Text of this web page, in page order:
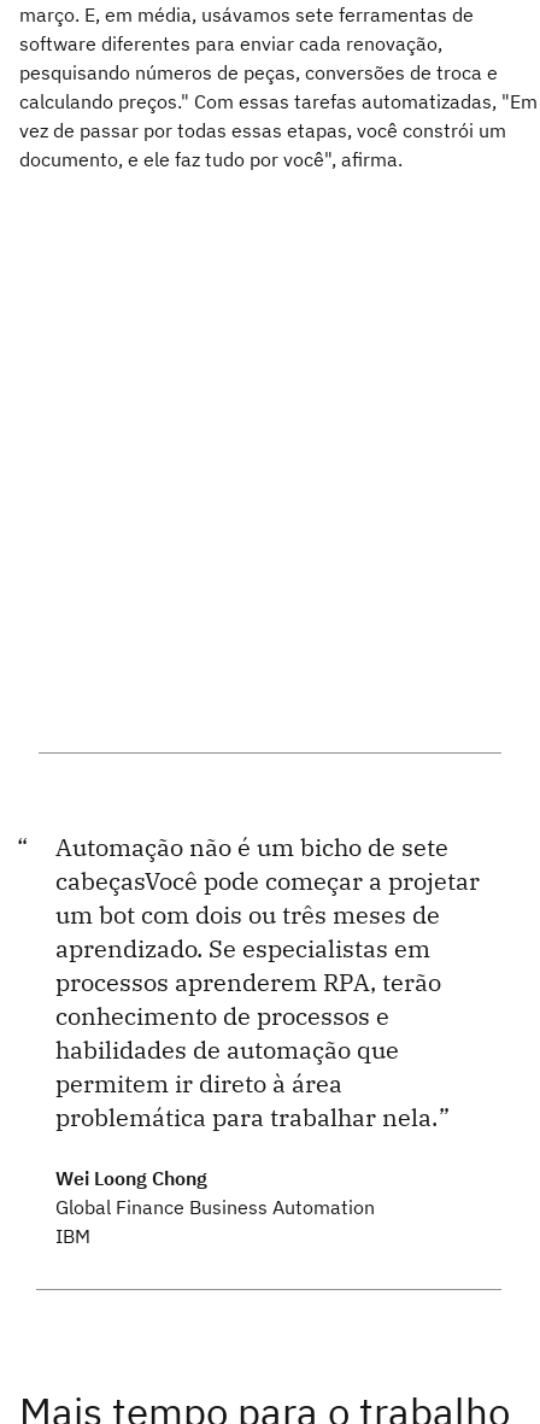
março. E, em média, usávamos sete ferramentas de
software diferentes para enviar cada renovação,
pesquisando números de peças, conversões de troca e
calculando preços." Com essas tarefas automatizadas, "Em
vez de passar por todas essas etapas, você constrói um
documento, e ele faz tudo por você", afirma.
Automação não é um bicho de sete
cabeçasVocê pode começar a projetar
um bot com dois ou três meses de
aprendizado. Se especialistas em
processos aprenderem RPA, terão
conhecimento de processos e
habilidades de automação que
permitem ir direto à área
problemática para trabalhar nela.
Wei Loong Chong
Global Finance Business Automation
IBM